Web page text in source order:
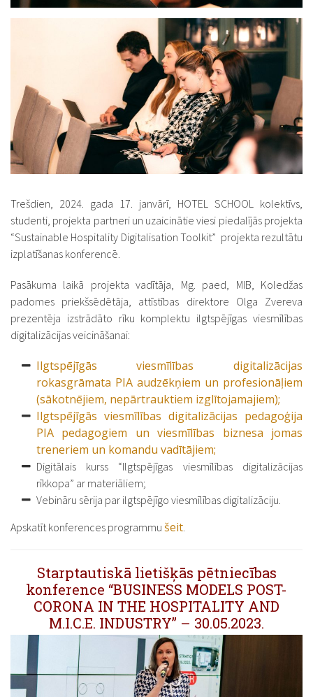
Trešdien, 2024. gada 17. janvārī, HOTEL SCHOOL kolektīvs,
studenti, projekta partneri un uzaicinātie viesi piedalījās projekta
“Sustainable Hospitality Digitalisation Toolkit” projekta rezultātu
izplatīšanas konferencē.
Pasākuma laikā projekta vadītāja, Mg. paed, MIB, Koledžas
padomes priekšsēdētāja, attīstības direktore Olga Zvereva
prezentēja izstrādāto rīku komplektu ilgtspējīgas viesmīlības
digitalizācijas veicināšanai:
Ilgtspējīgās viesmīlības digitalizācijas
rokasgrāmata PIA audzēkņiem un profesionāļiem
(sākotnējiem, nepārtrauktiem izglītojamajiem);
Ilgtspējīgās viesmīlības digitalizācijas pedagoģija
PIA pedagogiem un viesmīlības biznesa jomas
treneriem un komandu vadītājiem;
Digitālais kurss “Ilgtspējīgas viesmīlības digitalizācijas
rīkkopa” ar materiāliem;
Vebināru sērija par ilgtspējīgo viesmīlības digitalizāciju.
Apskatīt konferences programmu šeit
Starptautiskā lietišķās pētniecības
konference “BUSINESS MODELS POST-
CORONA IN THE HOSPITALITY AND
M.I.C.E. INDUSTRY” – 30.05.2023.